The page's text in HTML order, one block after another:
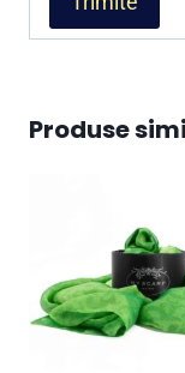
Produse